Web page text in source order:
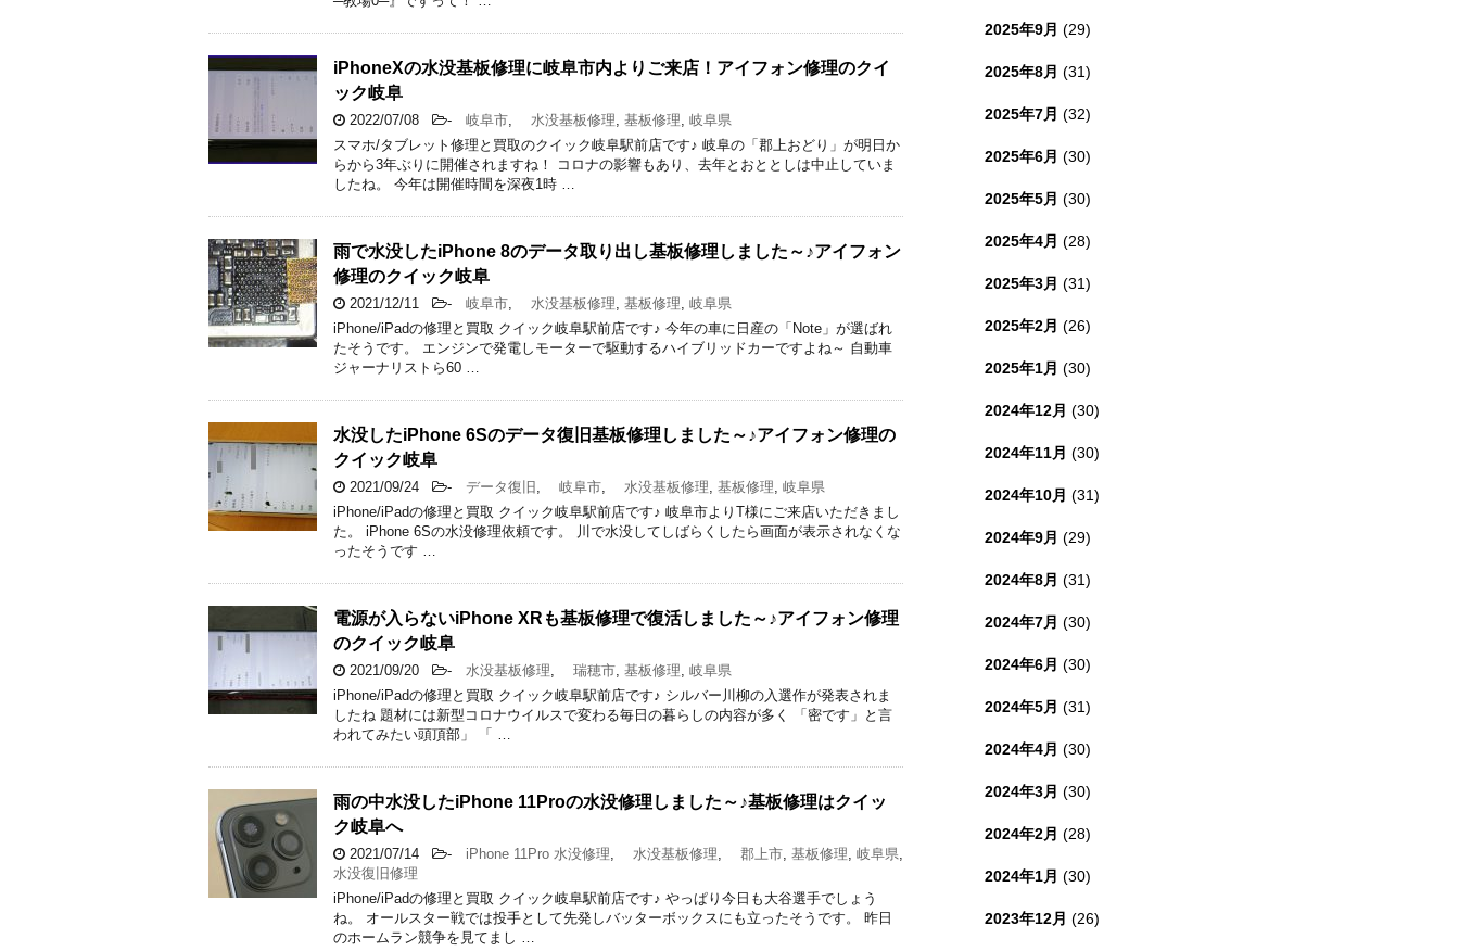
iPhoneXの水没基板修理に岐阜市内よりご来店！アイフォン修理のクイ
ック岐阜
2022/07/08 - 岐阜市, 水没基板修理, 基板修理, 岐阜県
スマホ/タブレット修理と買取のクイック岐阜駅前店です♪ 岐阜の「郡上おどり」が明日か
らから3年ぶりに開催されますね！ コロナの影響もあり、去年とおととしは中止していま
したね。 今年は開催時間を深夜1時 …
雨で水没したiPhone 8のデータ取り出し基板修理しました～♪アイフォン
修理のクイック岐阜
2021/12/11 - 岐阜市, 水没基板修理, 基板修理, 岐阜県
iPhone/iPadの修理と買取 クイック岐阜駅前店です♪ 今年の車に日産の「Note」が選ばれ
たそうです。 エンジンで発電しモーターで駆動するハイブリッドカーですよね～ 自動車
ジャーナリストら60 …
水没したiPhone 6Sのデータ復旧基板修理しました～♪アイフォン修理の
クイック岐阜
2021/09/24 - データ復旧 , 岐阜市, 水没基板修理, 基板修理, 岐阜県
iPhone/iPadの修理と買取 クイック岐阜駅前店です♪ 岐阜市よりT様にご来店いただきまし
た。 iPhone 6Sの水没修理依頼です。 川で水没してしばらくしたら画面が表示されなくな
ったそうです …
電源が入らないiPhone XRも基板修理で復活しました～♪アイフォン修理
のクイック岐阜
2021/09/20 - 水没基板修理, 瑞穂市, 基板修理, 岐阜県
iPhone/iPadの修理と買取 クイック岐阜駅前店です♪ シルバー川柳の入選作が発表されま
したね 題材には新型コロナウイルスで変わる毎日の暮らしの内容が多く 「密です」と言
われてみたい頭頂部」 「 …
雨の中水没したiPhone 11Proの水没修理しました～♪基板修理はクイッ
ク岐阜へ
2021/07/14 - iPhone 11Pro 水没修理, 水没基板修理, 郡上市, 基板修理, 岐阜県,
水没復旧修理
iPhone/iPadの修理と買取 クイック岐阜駅前店です♪ やっぱり今日も大谷選手でしょう
ね。 オールスター戦では投手として先発しバッターボックスにも立ったそうです。 昨日
のホームラン競争を見てまし …
2025年9月 (29)
2025年8月 (31)
2025年7月 (32)
2025年6月 (30)
2025年5月 (30)
2025年4月 (28)
2025年3月 (31)
2025年2月 (26)
2025年1月 (30)
2024年12月 (30)
2024年11月 (30)
2024年10月 (31)
2024年9月 (29)
2024年8月 (31)
2024年7月 (30)
2024年6月 (30)
2024年5月 (31)
2024年4月 (30)
2024年3月 (30)
2024年2月 (28)
2024年1月 (30)
2023年12月 (26)